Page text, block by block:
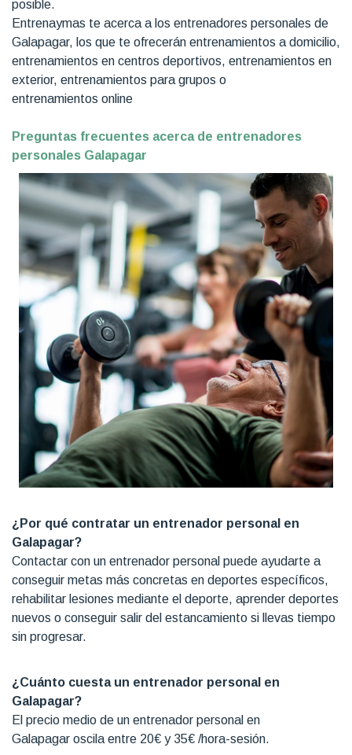
posible.
Entrenaymas te acerca a los entrenadores personales de
Galapagar, los que te ofrecerán entrenamientos a domicilio,
entrenamientos en centros deportivos, entrenamientos en
exterior, entrenamientos para grupos o
entrenamientos online
Preguntas frecuentes acerca de entrenadores
personales Galapagar
¿Por qué contratar un entrenador personal en
Galapagar?
Contactar con un entrenador personal puede ayudarte a
conseguir metas más concretas en deportes específicos,
rehabilitar lesiones mediante el deporte, aprender deportes
nuevos o conseguir salir del estancamiento si llevas tiempo
sin progresar.
¿Cuánto cuesta un entrenador personal en
Galapagar?
El precio medio de un entrenador personal en
Galapagar oscila entre 20€ y 35€ /hora-sesión.